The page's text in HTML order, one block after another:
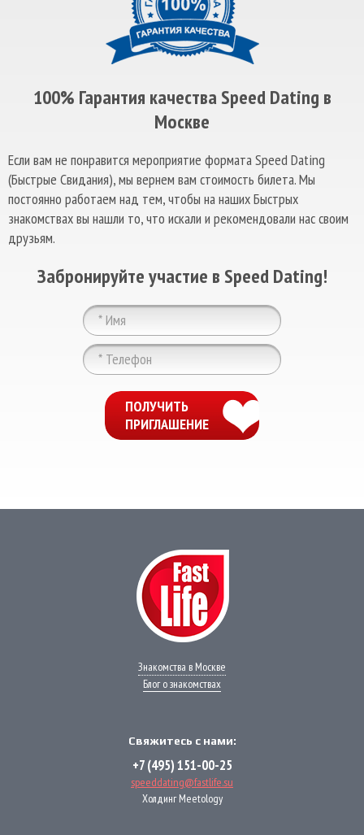
100% Гарантия качества Speed Dating в
Москве
Если вам не понравится мероприятие формата Speed Dating
(Быстрые Свидания), мы вернем вам стоимость билета. Мы
постоянно работаем над тем, чтобы на наших Быстрых
знакомствах вы нашли то, что искали и рекомендовали нас своим
друзьям.
Забронируйте участие в Speed Dating!
ПОЛУЧИТЬ
ПРИГЛАШЕНИЕ
Знакомства в Москве
Блог о знакомствах
Свяжитесь с нами:
+7 (495) 151-00-25
speeddating@fastlife.su
Холдинг Meetology
ChatApp
online
Мессенджеры
Telegram